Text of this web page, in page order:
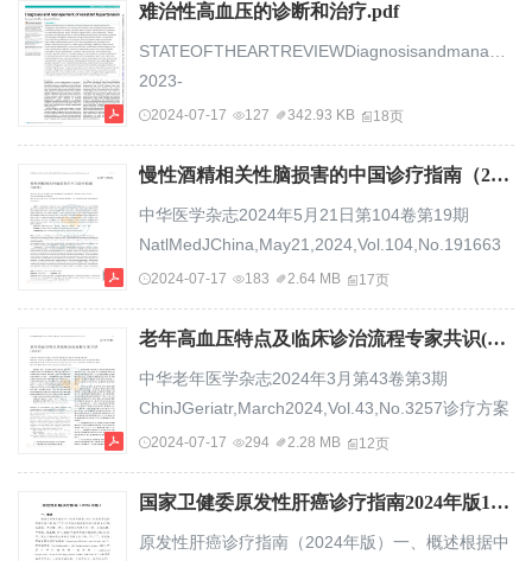
难治性高血压的诊断和治疗.pdf
2023-
079108on19June2024.Downloadedfromhttp://
2024-07-17 127 342.93 KB 18页
慢性酒精相关性脑损害的中国诊疗指南（2024）.pdf
中华医学杂志2024年5月21日第104卷第19期
NatlMedJChina,May21,2024,Vol.104,No.191663
标准与规范慢性酒精相关性脑损害的中国诊疗指南
诊疗技术的推广应用研究》项目专家组中国医师协
纪念医院神经科，广州510120，Email：
pengy2@mail.sysu.edu.cn【摘要】慢性酒精相关
性脑损害（ARBD），既往也称为慢性酒精中毒性
2024-07-17 183 2.64 MB 17页
老年高血压特点及临床诊治流程专家共识(2024).pdf
中华老年医学杂志2024年3月第43卷第3期
ChinJGeriatr,March2024,Vol.43,No.3257诊疗方案
老年高血压特点及临床诊治流程专家共识(2024)中
会高血压病分会通信作者:张存泰,华中科技大学同济
实验室,武汉
2024-07-17 294 2.28 MB 12页
国家卫健委原发性肝癌诊疗指南2024年版143页.pdf
原发性肝癌诊疗指南（2024年版）一、概述根据中